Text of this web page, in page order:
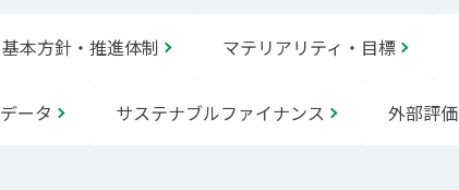
本方針・推進体制 マテリアリティ・目標
ータ サステナブルファイナンス 外部評価